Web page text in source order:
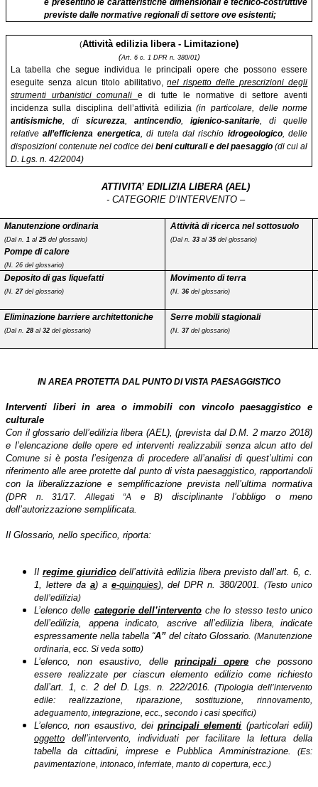
previste dalle normative regionali di settore ove esistenti;
(Attività edilizia libera - Limitazione)
(Art. 6 c. 1 DPR n. 380/01)
La tabella che segue individua le principali opere che possono essere
eseguite senza alcun titolo abilitativo,nel rispetto delle prescrizioni degli
strumenti urbanistici comunalie di tutte le normative di settore aventi
incidenza sulla disciplina dell’attività edilizia(in particolare, delle norme
antisismiche, di sicurezza,antincendio,igienico-sanitarie, di quelle
relativeall’efficienza energetica, di tutela dal rischio idrogeologico, delle
disposizioni contenute nel codice dei beni culturali e del paesaggio (di cui al
D. Lgs. n. 42/2004)
ATTIVITA’ EDILIZIA LIBERA (AEL)
- CATEGORIE D’INTERVENTO –
Manutenzione ordinaria
(Dal n. 1al25 del glossario)
Pompe di calore
(N. 26 del glossario)
Attività di ricerca nel sottosuolo
(Dal n.33 al35 del glossario)
Deposito di gas liquefatti
(N.27del glossario)
Movimento di terra
(N.36 del glossario)
Eliminazione barriere architettoniche
(Dal n. 28al32del glossario)
Serre mobili stagionali
(N.37del glossario)
IN AREA PROTETTA DAL PUNTO DI VISTA PAESAGGISTICO
Interventi liberi in area o immobili con vincolo paesaggistico e
culturale
Con il glossario dell’edilizia libera (AEL), (prevista dal D.M. 2 marzo 2018)
e l’elencazione delle opere ed interventi realizzabili senza alcun atto del
Comune si è posta l’esigenza di procedere all’analisi di quest’ultimi con
riferimento alle aree protette dal punto di vista paesaggistico, rapportandoli
con la liberalizzazione e semplificazione prevista nell’ultima normativa
(DPR n. 31/17. Allegati “A e B) disciplinante l’obbligo o meno
dell’autorizzazione semplificata.
Il Glossario, nello specifico, riporta:
Il regime giuridico dell’attività edilizia libera previsto dall’art. 6, c.
1, lettere da a) a e-quinquies), del DPR n. 380/2001.(Testo unico
dell’edilizia)
L’elenco delle categorie dell’intervento che lo stesso testo unico
dell’edilizia, appena indicato, ascrive all’edilizia libera ,indicate
espressamente nella tabella “A” del citato Glossario. (Manutenzione
ordinaria, ecc. Si veda sotto)
L’elenco, non esaustivo, delleprincipali opere che possono
essere realizzate per ciascun elemento edilizio come richiesto
dall’art. 1, c. 2 del D. Lgs. n. 222/2016.(Tipologia dell’intervento
edile: realizzazione, riparazione, sostituzione, rinnovamento,
adeguamento, integrazione, ecc., secondo i casi specifici)
L’elenco, non esaustivo, deiprincipali elementi (particolari edili)
oggetto dell’intervento, individuati per facilitare la lettura della
tabella da cittadini, imprese e Pubblica Amministrazione. (Es:
pavimentazione, intonaco, inferriate, manto di copertura, ecc.)